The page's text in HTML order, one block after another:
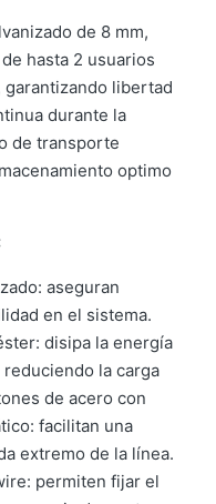
de 8 mm,
hasta 2 usuarios
garantizando libertad
durante la
de transporte
optimo
aseguran
en el sistema.
disipa la energía
la carga
de acero con
facilitan una
extremo de la línea.
permiten fijar el